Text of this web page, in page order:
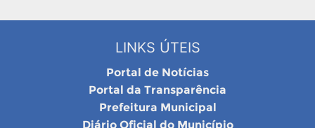
LINKS ÚTEIS
Portal de Notícias
Portal da Transparência
Prefeitura Municipal
Diário Oficial do Município